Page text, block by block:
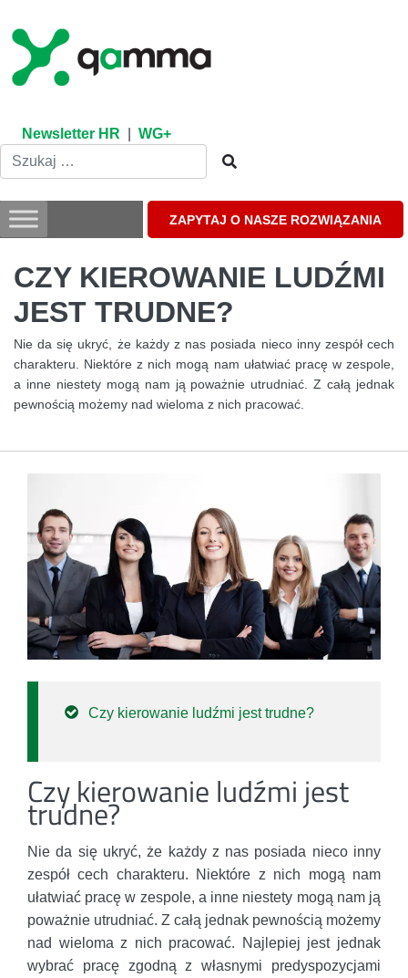
content
Newsletter HR WG+
ZAPYTAJ O NASZE ROZWIĄZANIA
CZY KIEROWANIE LUDŹMI
JEST TRUDNE?
Nie da się ukryć, że każdy z nas posiada nieco inny zespół cech
charakteru. Niektóre z nich mogą nam ułatwiać pracę w zespole,
a inne niestety mogą nam ją poważnie utrudniać. Z całą jednak
pewnością możemy nad wieloma z nich pracować.
Czy kierowanie ludźmi jest trudne?
Czy kierowanie ludźmi jest
trudne?
Nie da się ukryć, że każdy z nas posiada nieco inny
zespół cech charakteru. Niektóre z nich mogą nam
ułatwiać pracę w zespole, a inne niestety mogą nam ją
poważnie utrudniać. Z całą jednak pewnością możemy
nad wieloma z nich pracować. Najlepiej jest jednak
wybrać pracę zgodną z własnymi predyspozycjami